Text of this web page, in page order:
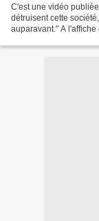
C'est une vidéo
détruisent cette
auparavant." A